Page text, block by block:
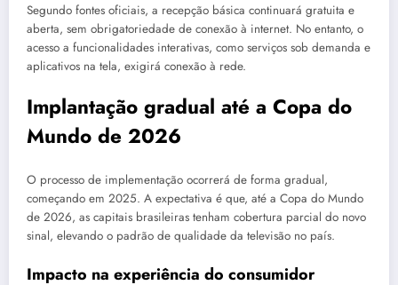
Segundo fontes oficiais, a recepção básica continuará gratuita e
aberta, sem obrigatoriedade de conexão à internet. No entanto, o
acesso a funcionalidades interativas, como serviços sob demanda e
aplicativos na tela, exigirá conexão à rede.
Implantação gradual até a Copa do
Mundo de 2026
O processo de implementação ocorrerá de forma gradual,
começando em 2025. A expectativa é que, até a Copa do Mundo
de 2026, as capitais brasileiras tenham cobertura parcial do novo
sinal, elevando o padrão de qualidade da televisão no país.
Impacto na experiência do consumidor